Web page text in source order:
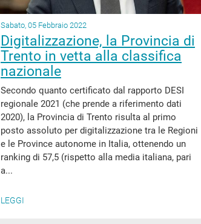
Sabato, 05 Febbraio 2022
Digitalizzazione, la Provincia di
Trento in vetta alla classifica
nazionale
Secondo quanto certificato dal rapporto DESI
regionale 2021 (che prende a riferimento dati
2020), la Provincia di Trento risulta al primo
posto assoluto per digitalizzazione tra le Regioni
e le Province autonome in Italia, ottenendo un
ranking di 57,5 (rispetto alla media italiana, pari
a...
LEGGI